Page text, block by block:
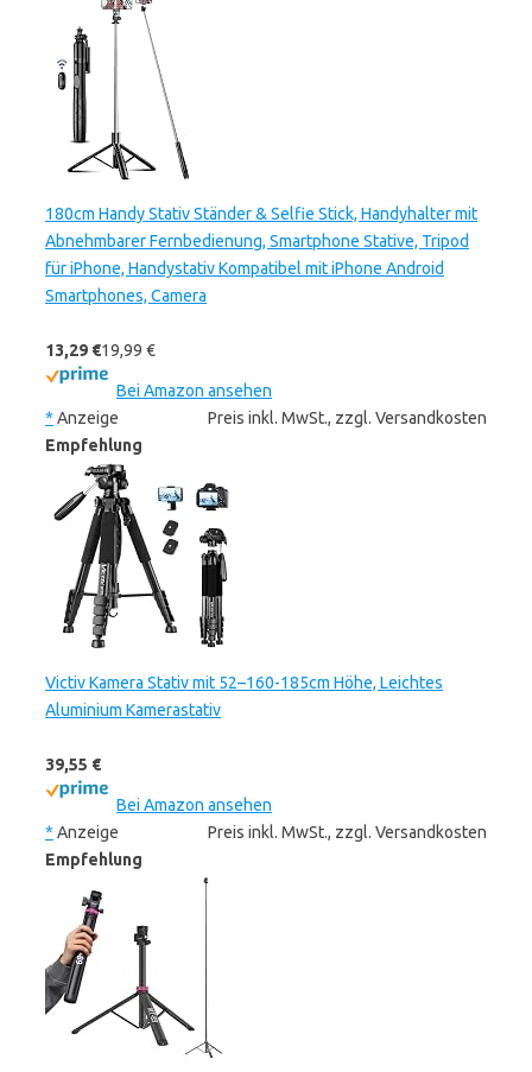
180cm Handy Stativ Ständer & Selfie Stick, Handyhalter mit
Abnehmbarer Fernbedienung, Smartphone Stative, Tripod
für iPhone, Handystativ Kompatibel mit iPhone Android
Smartphones, Camera
13,29 €19,99 €
Bei Amazon ansehen
* Anzeige
Preis inkl. MwSt., zzgl. Versandkosten
Empfehlung
Victiv Kamera Stativ mit 52–160-185cm Höhe, Leichtes
Aluminium Kamerastativ
39,55 €
Bei Amazon ansehen
* Anzeige
Preis inkl. MwSt., zzgl. Versandkosten
Empfehlung